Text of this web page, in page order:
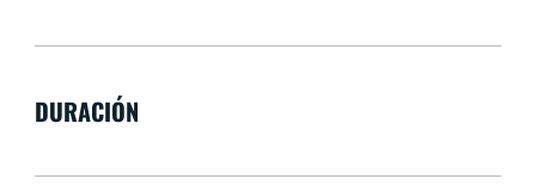
DURACIÓN